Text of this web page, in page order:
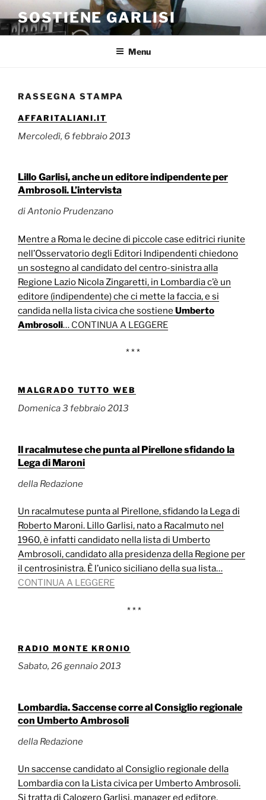
Salta
al
contenuto
SOSTIENE GARLISI
Menu
RASSEGNA STAMPA
AFFARITALIANI.IT
Mercoledì, 6 febbraio 2013
Lillo Garlisi, anche un editore indipendente per
Ambrosoli. L’intervista
di Antonio Prudenzano
Mentre a Roma le decine di piccole case editrici riunite
nell’Osservatorio degli Editori Indipendenti chiedono
un sostegno al candidato del centro-sinistra alla
Regione Lazio Nicola Zingaretti, in Lombardia c’è un
editore (indipendente) che ci mette la faccia, e si
candida nella lista civica che sostiene Umberto
Ambrosoli… CONTINUA A LEGGERE
* * *
MALGRADO TUTTO WEB
Domenica 3 febbraio 2013
Il racalmutese che punta al Pirellone sfidando la
Lega di Maroni
della Redazione
Un racalmutese punta al Pirellone, sfidando la Lega di
Roberto Maroni. Lillo Garlisi, nato a Racalmuto nel
1960, è infatti candidato nella lista di Umberto
Ambrosoli, candidato alla presidenza della Regione per
il centrosinistra. È l’unico siciliano della sua lista…
CONTINUA A LEGGERE
* * *
RADIO MONTE KRONIO
Sabato, 26 gennaio 2013
Lombardia. Saccense corre al Consiglio regionale
con Umberto Ambrosoli
della Redazione
Un saccense candidato al Consiglio regionale della
Lombardia con la Lista civica per Umberto Ambrosoli.
Si tratta di Calogero Garlisi, manager ed editore,